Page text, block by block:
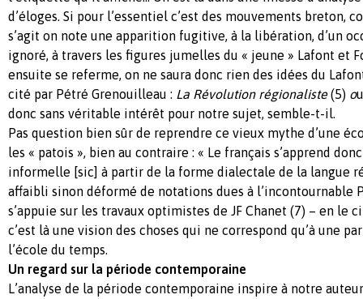
d’éloges. Si pour l’essentiel c’est des mouvements breton,
s’agit on note une apparition fugitive, à la libération, d’un
ignoré, à travers les figures jumelles du « jeune » Lafont et
ensuite se referme, on ne saura donc rien des idées du
cité par Pétré Grenouilleau : La Révolution régionaliste(5) o
donc sans véritable intérêt pour notre sujet, semble-t-il.
Pas question bien sûr de reprendre ce vieux mythe d’une
les « patois », bien au contraire : « Le français s’apprend
informelle [sic] à partir de la forme dialectale de la langue
affaibli sinon déformé de notations dues à l’incontournable
s’appuie sur les travaux optimistes de JF Chanet (7) – en le
c’est là une vision des choses qui ne correspond qu’à une
l’école du temps.
Un regard sur la période contemporaine
L’analyse de la période contemporaine inspire à notre